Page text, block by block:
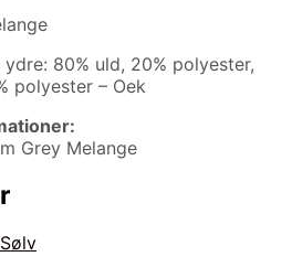
80% uld, 20% polyester,
polyester – Oek
Grey Melange